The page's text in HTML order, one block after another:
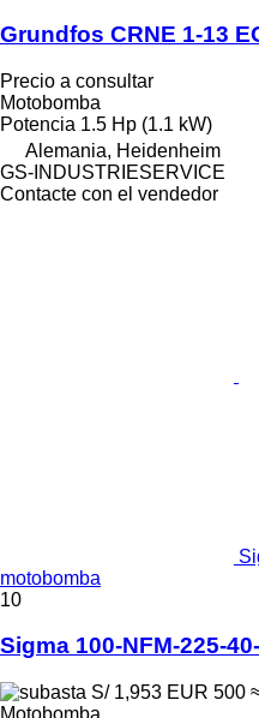
Grundfos CRNE 1-13
Precio a consultar
Motobomba
Potencia 1.5 Hp (1.1 kW)
Alemania, Heidenheim
GS-INDUSTRIESERVICE
Contacte con el vendedor
motobomba
10
Sigma 100-NFM-225-
S/ 1,953 EUR 500